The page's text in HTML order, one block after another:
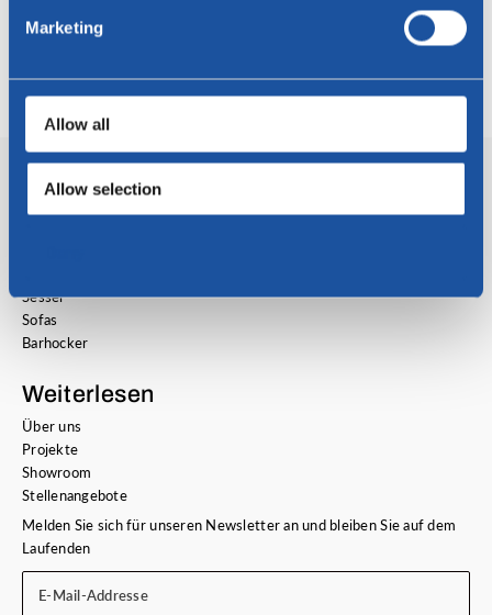
Marketing
Allow all
Allow selection
Unsere Kollektion
Sessel
Sofas
Barhocker
Weiterlesen
Über uns
Projekte
Showroom
Stellenangebote
Melden Sie sich für unseren Newsletter an und bleiben Sie auf dem
Laufenden
E-Mail-Addresse